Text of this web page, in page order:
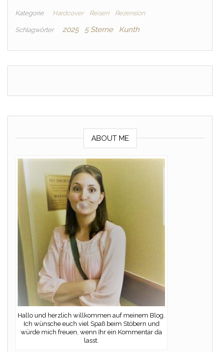
Kategorie Hardcover Reisen Rezension
Schlagwörter 2025 5 Sterne Kunth
ABOUT ME
Hallo und herzlich willkommen auf meinem Blog.
Ich wünsche euch viel Spaß beim Stöbern und
würde mich freuen, wenn Ihr ein Kommentar da
lasst.